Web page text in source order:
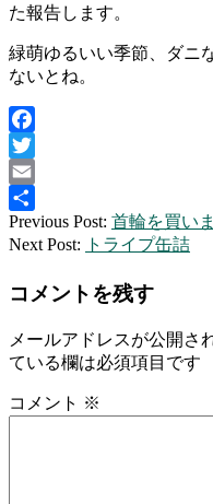
た報告します。
緑萌ゆるいい季節、ダニ
ないとね。
Facebook
Twitter
Email
共
有
2016-
05-
Previous Post: 首輪を買い
Next Post:
トライプ缶詰
コメントを残す
メールアドレスが公開さ
ている欄は必須項目です
コメント ※